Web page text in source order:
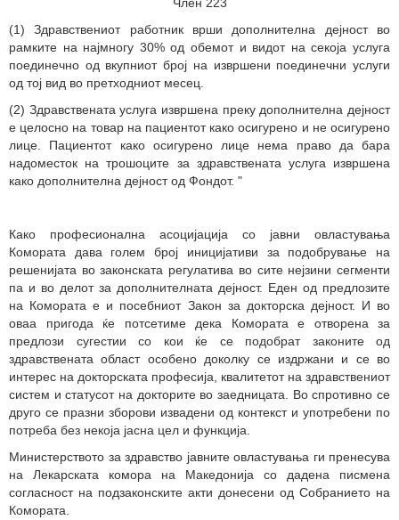
(1) Здравствениот работник врши дополнителна дејност во
рамките на најмногу 30% од обемот и видот на секоја услуга
поединечно од вкупниот број на извршени поединечни услуги
од тој вид во претходниот месец.
(2) Здравствената услуга извршена преку дополнителна дејност
е целосно на товар на пациентот како осигурено и не осигурено
лице. Пациентот како осигурено лице нема право да бара
надоместок на трошоците за здравствената услуга извршена
како дополнителна дејност од Фондот. "
Како професионална асоцијација со јавни овластувања
Комората дава голем број иницијативи за подобрување на
решенијата во законската регулатива во сите нејзини сегменти
па и во делот за дополнителната дејност. Еден од предлозите
на Комората е и посебниот Закон за докторска дејност. И во
оваа пригода ќе потсетиме дека Комората е отворена за
предлози сугестии со кои ќе се подобрат законите од
здравствената област особено доколку се издржани и се во
интерес на докторската професија, квалитетот на здравствениот
систем и статусот на докторите во заедницата. Во спротивно се
друго се празни зборови извадени од контекст и употребени по
потреба без некоја јасна цел и функција.
Министерството за здравство јавните овластувања ги пренесува
на Лекарската комора на Македонија со дадена писмена
согласност на подзаконските акти донесени од Собранието на
Комората.